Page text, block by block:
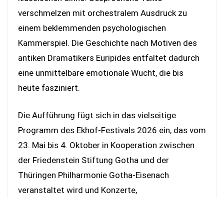
verschmelzen mit orchestralem Ausdruck zu
einem beklemmenden psychologischen
Kammerspiel. Die Geschichte nach Motiven des
antiken Dramatikers Euripides entfaltet dadurch
eine unmittelbare emotionale Wucht, die bis
heute fasziniert.
Die Aufführung fügt sich in das vielseitige
Programm des Ekhof-Festivals 2026 ein, das vom
23. Mai bis 4. Oktober in Kooperation zwischen
der Friedenstein Stiftung Gotha und der
Thüringen Philharmonie Gotha-Eisenach
veranstaltet wird und Konzerte,